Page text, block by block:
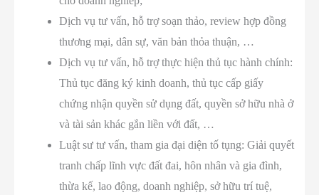
Dịch vụ tư vấn, hỗ trợ soạn thảo, review hợp đồng
thương mại, dân sự, văn bản thỏa thuận, …
Dịch vụ tư vấn, hỗ trợ thực hiện thủ tục hành chính:
Thủ tục đăng ký kinh doanh, thủ tục cấp giấy
chứng nhận quyền sử dụng đất, quyền sở hữu nhà ở
và tài sản khác gắn liền với đất, …
Luật sư tư vấn, tham gia đại diện tố tụng: Giải quyết
tranh chấp lĩnh vực đất đai, hôn nhân và gia đình,
thừa kế, lao động, doanh nghiệp, sở hữu trí tuệ,